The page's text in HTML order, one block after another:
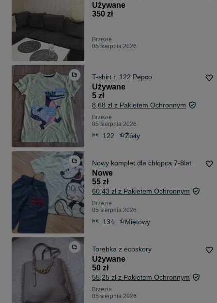
Używane
350 zł
Brzezie
05 sierpnia 2026
T-shirt r. 122 Pepco
Używane
5 zł
8,68 zł z Pakietem Ochronnym
Brzezie
05 sierpnia 2026
122 Żółty
Nowy komplet dla chłopca 7-8lat.
Nowe
55 zł
60,43 zł z Pakietem Ochronnym
Brzezie
05 sierpnia 2026
134 Miętowy
Torebka z ecoskory
Używane
50 zł
55,25 zł z Pakietem Ochronnym
Brzezie
05 sierpnia 2026